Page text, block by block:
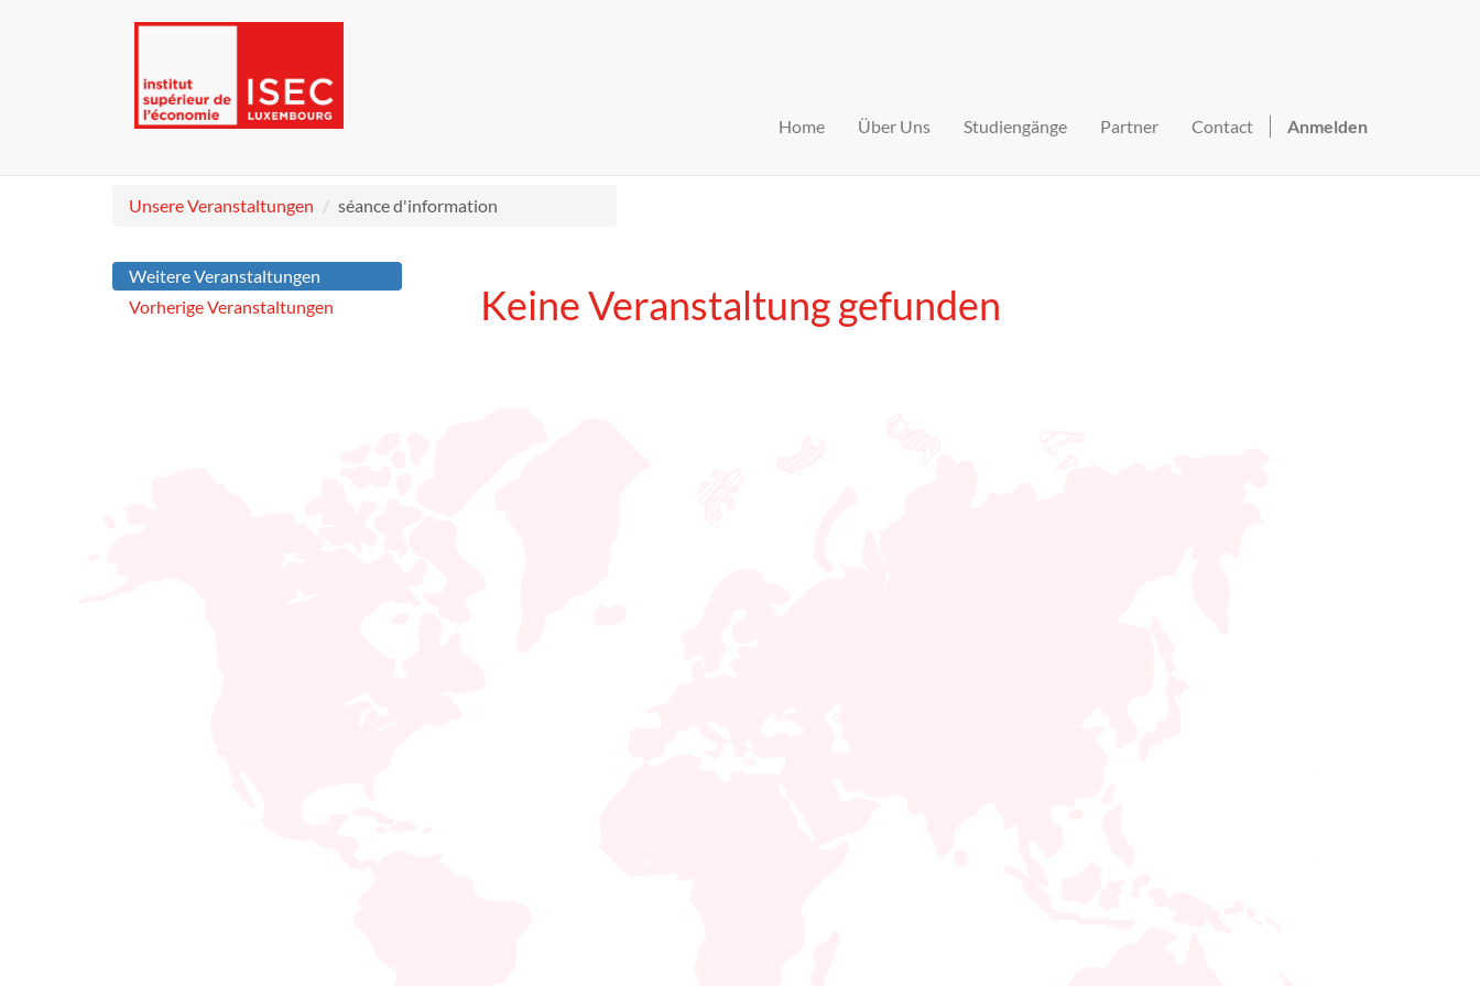
Home Über Uns Studiengänge Partner Contact Anmelden
Unsere Veranstaltungen séance d'information
Weitere Veranstaltungen
Vorherige Veranstaltungen
Keine Veranstaltung gefunden